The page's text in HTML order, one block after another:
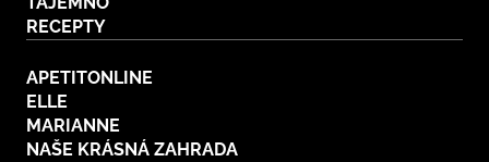
RECEPTY
APETITONLINE
ELLE
MARIANNE
NAŠE KRÁSNÁ ZAHRADA